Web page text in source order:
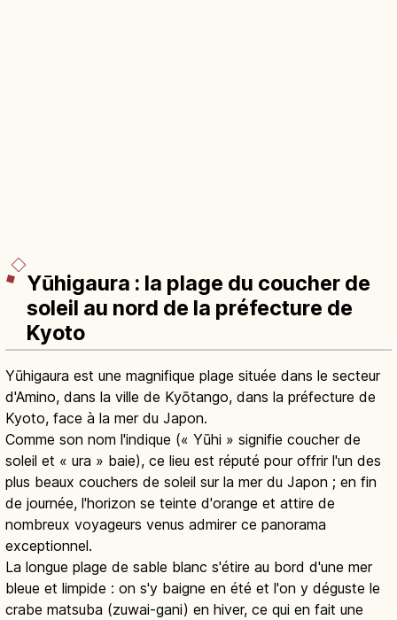
Yūhigaura : la plage du coucher de
soleil au nord de la préfecture de
Kyoto
Yūhigaura est une magnifique plage située dans le secteur
d'Amino, dans la ville de Kyōtango, dans la préfecture de
Kyoto, face à la mer du Japon.
Comme son nom l'indique (« Yūhi » signifie coucher de
soleil et « ura » baie), ce lieu est réputé pour offrir l'un des
plus beaux couchers de soleil sur la mer du Japon ; en fin
de journée, l'horizon se teinte d'orange et attire de
nombreux voyageurs venus admirer ce panorama
exceptionnel.
La longue plage de sable blanc s'étire au bord d'une mer
bleue et limpide : on s'y baigne en été et l'on y déguste le
crabe matsuba (zuwai-gani) en hiver, ce qui en fait une